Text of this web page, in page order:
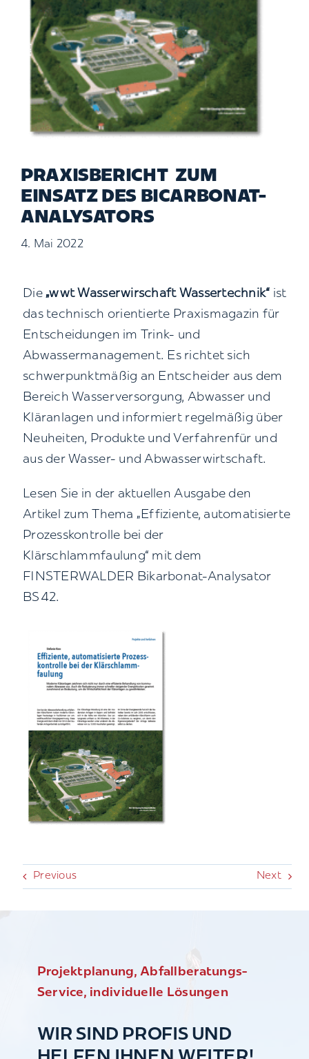
Kontakt
Suche
nach:
PRAXISBERICHT ZUM
EINSATZ DES BICARBONAT-
ANALYSATORS
4. Mai 2022
Die„wwt Wasserwirschaft Wassertechnik“ ist
das technisch orientierte Praxismagazin für
Entscheidungen im Trink- und
Abwassermanagement. Es richtet sich
schwerpunktmäßig an Entscheider aus dem
Bereich Wasserversorgung, Abwasser und
Kläranlagen und informiert regelmäßig über
Neuheiten, Produkte und Verfahrenfür und
aus der Wasser- und Abwasserwirtschaft.
Lesen Sie in der aktuellen Ausgabe den
Artikel zum Thema „Effiziente, automatisierte
Prozesskontrolle bei der
Klärschlammfaulung“ mit dem
FINSTERWALDER Bikarbonat-Analysator
BS42.
Previous Next
Projektplanung, Abfallberatungs-
Service, individuelle Lösungen
WIR SIND PROFIS UND